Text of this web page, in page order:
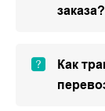
заказа?
Как